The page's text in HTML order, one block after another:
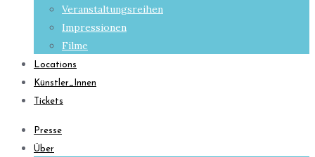
Veranstaltungsreihen
Impressionen
Filme
Locations
Künstler_Innen
Tickets
Presse
Über